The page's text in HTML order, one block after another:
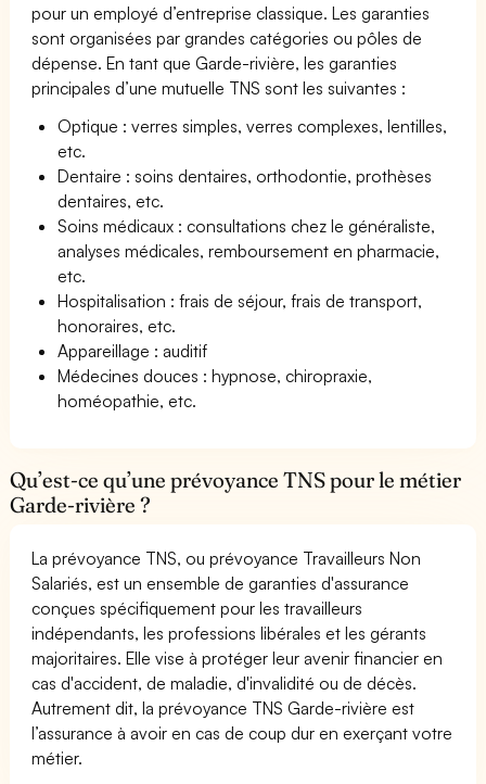
pour un employé d’entreprise classique. Les garanties
sont organisées par grandes catégories ou pôles de
dépense. En tant que Garde-rivière, les garanties
principales d’une mutuelle TNS sont les suivantes :
Optique : verres simples, verres complexes, lentilles,
etc.
Dentaire : soins dentaires, orthodontie, prothèses
dentaires, etc.
Soins médicaux : consultations chez le généraliste,
analyses médicales, remboursement en pharmacie,
etc.
Hospitalisation : frais de séjour, frais de transport,
honoraires, etc.
Appareillage : auditif
Médecines douces : hypnose, chiropraxie,
homéopathie, etc.
Qu’est-ce qu’une prévoyance TNS pour le métier
Garde-rivière ?
La prévoyance TNS, ou prévoyance Travailleurs Non
Salariés, est un ensemble de garanties d'assurance
conçues spécifiquement pour les travailleurs
indépendants, les professions libérales et les gérants
majoritaires. Elle vise à protéger leur avenir financier en
cas d'accident, de maladie, d'invalidité ou de décès.
Autrement dit, la prévoyance TNS Garde-rivière est
l’assurance à avoir en cas de coup dur en exerçant votre
métier.